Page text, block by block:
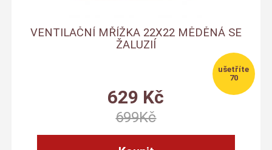
VENTILAČNÍ MŘÍŽKA 22X22 MĚDĚNÁ SE
ŽALUZIÍ
629 Kč
70
699Kč